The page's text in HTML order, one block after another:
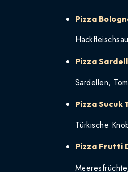
Pizza
Pizza
Sardellen,
Pizza Sucuk
Türkische
Pizza Frutti